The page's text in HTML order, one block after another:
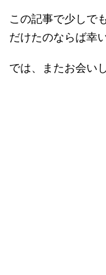
この記事で少しで
だけたのならば幸
では、またお会い